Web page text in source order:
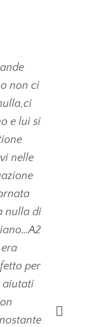
non ci
e lui si
nelle
nulla di
per
aiutati